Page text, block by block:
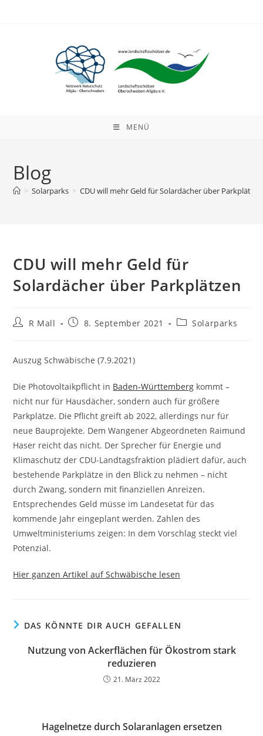
MENÜ
Blog
> Solarparks > CDU will mehr Geld für Solardächer über Parkplätzen
CDU will mehr Geld für
Solardächer über Parkplätzen
Beitrags-
R Mall
Beitrag8. September 2021
Beitrags-
Solarparks
Auszug Schwäbische (7.9.2021)
Die Photovoltaikpflicht in Baden-Württemberg kommt –
nicht nur für Hausdächer, sondern auch für größere
Parkplätze. Die Pflicht greift ab 2022, allerdings nur für
neue Bauprojekte. Dem Wangener Abgeordneten Raimund
Haser reicht das nicht. Der Sprecher für Energie und
Klimaschutz der CDU-Landtagsfraktion plädiert dafür, auch
bestehende Parkplätze in den Blick zu nehmen – nicht
durch Zwang, sondern mit finanziellen Anreizen.
Entsprechendes Geld müsse im Landesetat für das
kommende Jahr eingeplant werden. Zahlen des
Umweltministeriums zeigen: In dem Vorschlag steckt viel
Potenzial.
Hier ganzen Artikel auf Schwäbische lesen
DAS KÖNNTE DIR AUCH GEFALLEN
Nutzung von Ackerflächen für Ökostrom stark
reduzieren
21. März 2022
Hagelnetze durch Solaranlagen ersetzen